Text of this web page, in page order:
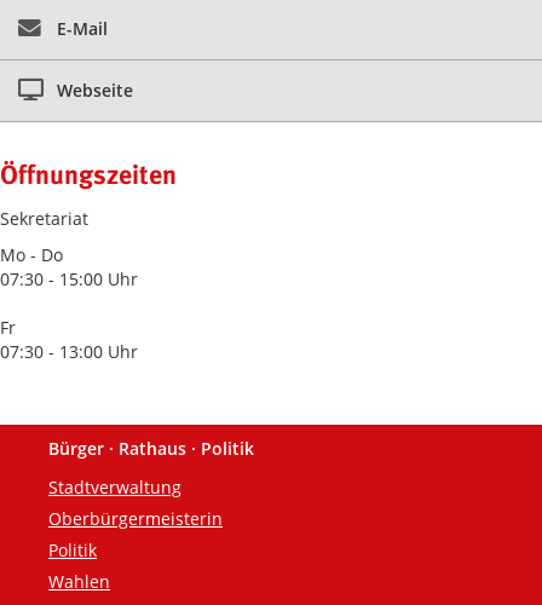
E-Mail
Webseite
Öffnungszeiten
Sekretariat
Mo - Do
07:30 - 15:00 Uhr
Fr
07:30 - 13:00 Uhr
Fußzeile
Bürger · Rathaus · Politik
Stadtverwaltung
Oberbürgermeisterin
Politik
Wahlen